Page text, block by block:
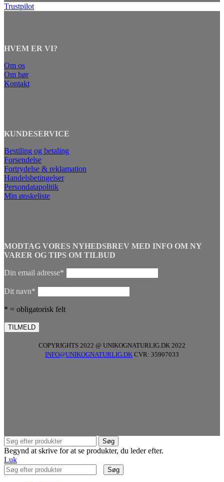
Trustpilot
HVEM ER VI?
Om os
Om hør
Kontakt
KUNDESERVICE
Bestiling og betaling
Forsendelse
Fortrydelse & reklamation
Handelsbetingelser
Persondatapolitik
Min ønskeliste
MODTAG VORES NYHEDSBREV MED INFO OM NY
VARER OG TIPS OM TILBUD
Din email adresse*
Dit navn*
* = obligatorisk felt
COPYRIGHTS 2022 @ UNIKOGNATURLIG.DK 2022
INFO@UNIKOGNATURLIG.DK CVR: 35907033
Søg
Begynd at skrive for at se produkter, du leder efter.
Luk
Søg